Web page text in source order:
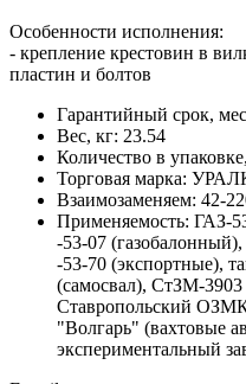
Особенности исполнения:
- крепление крестовин в
пластин и болтов
Гарантийный срок,
Вес, кг: 23.54
Количество в
Торговая марка:
Взаимозаменяем: 42-
Применяемость: ГАЗ-
-53-07
-53-70 (экспортные),
(самосвал), СтЗМ-3903
Ставропольский
"Волгарь" (вахтовые
экспериментальный